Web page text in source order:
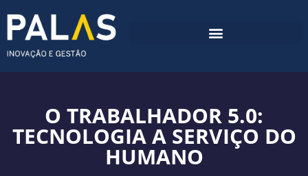
O TRABALHADOR 5.0:
TECNOLOGIA A SERVIÇO DO
HUMANO